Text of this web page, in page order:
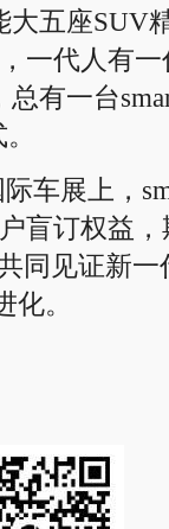
五座SUV
一代人有一
有一台
车展上，
盲订权益
同见证新
化。